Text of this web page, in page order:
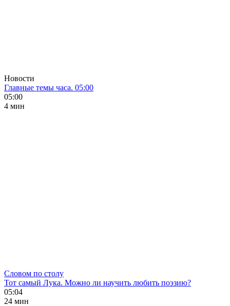
Новости
Главные темы часа. 05:00
05:00
4 мин
Словом по столу
Тот самый Лука. Можно ли научить любить поэзию?
05:04
24 мин